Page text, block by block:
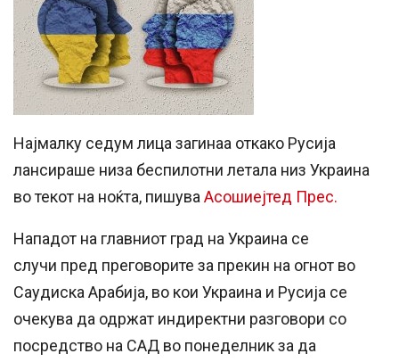
Најмалку седум лица загинаа откако Русија
лансираше низа беспилотни летала низ Украина
во текот на ноќта, пишуваАсошиејтед Прес.
Нападот на главниот град на Украина се
случи пред преговорите за прекин на огнот во
Саудиска Арабија, во кои Украина и Русија се
очекува да одржат индиректни разговори со
посредство на САД во понеделник за да